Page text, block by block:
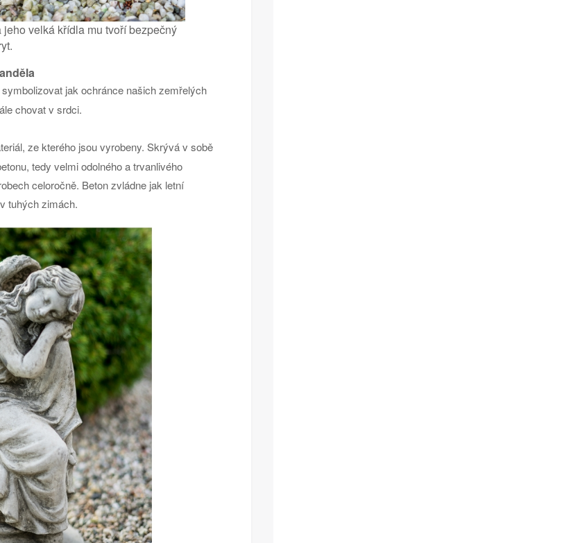
velká křídla mu tvoří bezpečný
jak ochránce našich zemřelých
chovat v srdci.
ze kterého jsou vyrobeny. Skrývá v sobě
tedy velmi odolného a trvanlivého
celoročně. Beton zvládne jak letní
tuhých zimách.